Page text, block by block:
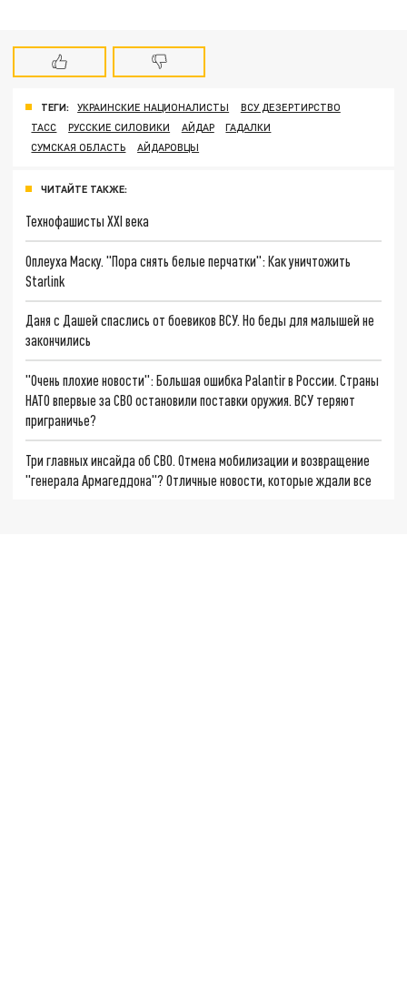
ТЕГИ: УКРАИНСКИЕ НАЦИОНАЛИСТЫ
ВСУ ДЕЗЕРТИРСТВО
ТАСС
РУССКИЕ СИЛОВИКИ АЙДАР
ГАДАЛКИ
СУМСКАЯ ОБЛАСТЬ
АЙДАРОВЦЫ
ЧИТАЙТЕ ТАКЖЕ:
Технофашисты XXI века
Оплеуха Маску. "Пора снять белые перчатки": Как уничтожить
Starlink
Даня с Дашей спаслись от боевиков ВСУ. Но беды для малышей не
закончились
"Очень плохие новости": Большая ошибка Palantir в России. Страны
НАТО впервые за СВО остановили поставки оружия. ВСУ теряют
приграничье?
Три главных инсайда об СВО. Отмена мобилизации и возвращение
"генерала Армагеддона"? Отличные новости, которые ждали все